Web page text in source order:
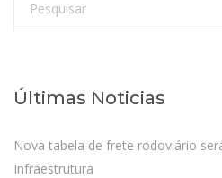
Últimas Noticias
Nova tabela de frete rodoviário
Infraestrutura